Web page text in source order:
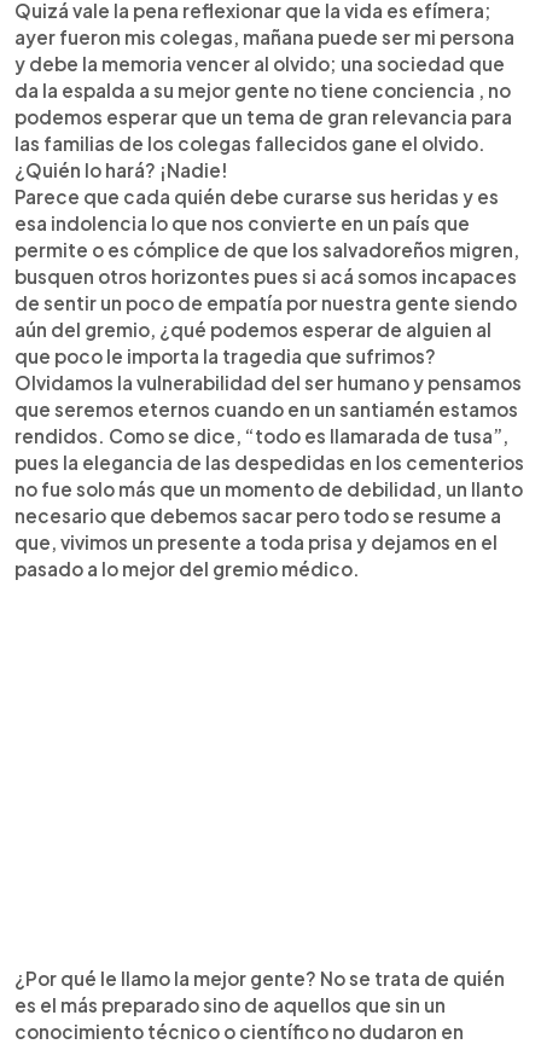
Quizá vale la pena reflexionar que la vida es efímera;
ayer fueron mis colegas, mañana puede ser mi persona
y debe la memoria vencer al olvido; una sociedad que
da la espalda a su mejor gente no tiene conciencia , no
podemos esperar que un tema de gran relevancia para
las familias de los colegas fallecidos gane el olvido.
¿Quién lo hará? ¡Nadie!
Parece que cada quién debe curarse sus heridas y es
esa indolencia lo que nos convierte en un país que
permite o es cómplice de que los salvadoreños migren,
busquen otros horizontes pues si acá somos incapaces
de sentir un poco de empatía por nuestra gente siendo
aún del gremio, ¿qué podemos esperar de alguien al
que poco le importa la tragedia que sufrimos?
Olvidamos la vulnerabilidad del ser humano y pensamos
que seremos eternos cuando en un santiamén estamos
rendidos. Como se dice, “todo es llamarada de tusa”,
pues la elegancia de las despedidas en los cementerios
no fue solo más que un momento de debilidad, un llanto
necesario que debemos sacar pero todo se resume a
que, vivimos un presente a toda prisa y dejamos en el
pasado a lo mejor del gremio médico.
¿Por qué le llamo la mejor gente? No se trata de quién
es el más preparado sino de aquellos que sin un
conocimiento técnico o científico no dudaron en